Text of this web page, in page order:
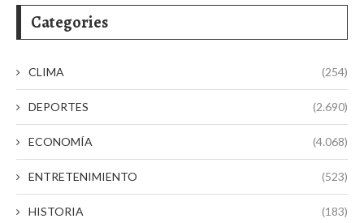
Categories
CLIMA (254)
DEPORTES (2.690)
ECONOMÍA (4.068)
ENTRETENIMIENTO (523)
HISTORIA (183)